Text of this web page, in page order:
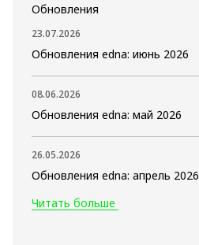
Обновления
23.07.2026
Обновления edna: июнь 2026
08.06.2026
Обновления edna: май 2026
26.05.2026
Обновления edna: апрель 2026
Читать больше